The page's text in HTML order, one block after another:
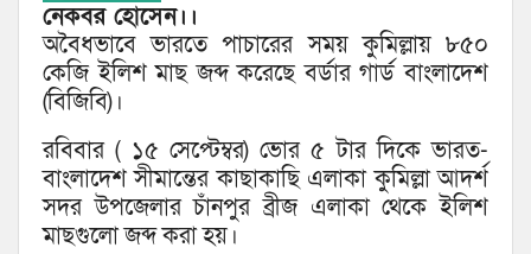
নেকবর হোসেন।।
অবৈধভাবে ভারতে পাচারের সময় কুমিল্লায় ৮৫০
কেজি ইলিশ মাছ জব্দ করেছে বর্ডার গার্ড বাংলাদেশ
(বিজিবি)।
রবিবার ( ১৫ সেপ্টেম্বর) ভোর ৫ টার দিকে ভারত-
বাংলাদেশ সীমান্তের কাছাকাছি এলাকা কুমিল্লা আদর্শ
সদর উপজেলার চাঁনপুর ব্রীজ এলাকা থেকে ইলিশ
মাছগুলো জব্দ করা হয়।